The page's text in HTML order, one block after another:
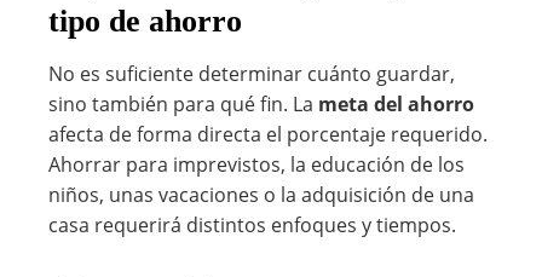
tipo de ahorro
No es suficiente determinar cuánto guardar,
sino también para qué fin. La meta del ahorro
afecta de forma directa el porcentaje requerido.
Ahorrar para imprevistos, la educación de los
niños, unas vacaciones o la adquisición de una
casa requerirá distintos enfoques y tiempos.